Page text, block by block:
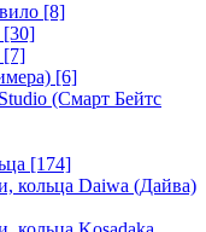
[8]
[30]
[7]
[6]
(Смарт Бейтс
[174]
кольца Daiwa (Дайва)